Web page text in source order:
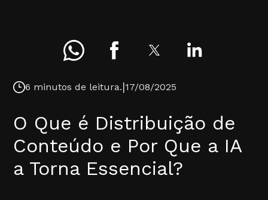
6 minutos de leitura.|17/08/2025
O Que é Distribuição de
Conteúdo e Por Que a IA
a Torna Essencial?